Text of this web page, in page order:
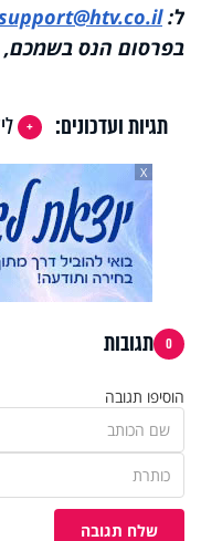
ל:
בפרסום הנס בשמכם,
תגיות ועדכונים:
X
0 תגובות
הוסיפו תגובה
שלח תגובה